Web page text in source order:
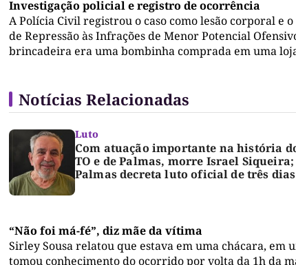
Investigação policial e registro de ocorrência
A Polícia Civil registrou o caso como lesão corporal e
de Repressão às Infrações de Menor Potencial
brincadeira era uma bombinha comprada em uma
Notícias Relacionadas
Luto
Com atuação importante na história
TO e de Palmas, morre Israel Siqueira;
Palmas decreta luto oficial de três dias
“Não foi má-fé”, diz mãe da vítima
Sirley Sousa relatou que estava em uma chácara, em
tomou conhecimento do ocorrido por volta da 1h da